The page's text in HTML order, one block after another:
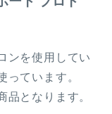
ンを使用してい
っています。
品となります。